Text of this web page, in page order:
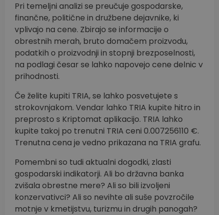
Pri temeljni analizi se preučuje gospodarske,
finančne, politične in družbene dejavnike, ki
vplivajo na cene. Zbirajo se informacije o
obrestnih merah, bruto domačem proizvodu,
podatkih o proizvodnji in stopnji brezposelnosti,
na podlagi česar se lahko napovejo cene delnic v
prihodnosti.
Če želite kupiti TRIA, se lahko posvetujete s
strokovnjakom. Vendar lahko TRIA kupite hitro in
preprosto s Kriptomat aplikacijo. TRIA lahko
kupite takoj po trenutni TRIA ceni 0.007256110 €.
Trenutna cena je vedno prikazana na TRIA grafu.
Pomembni so tudi aktualni dogodki, zlasti
gospodarski indikatorji. Ali bo državna banka
zvišala obrestne mere? Ali so bili izvoljeni
konzervativci? Ali so nevihte ali suše povzročile
motnje v kmetijstvu, turizmu in drugih panogah?